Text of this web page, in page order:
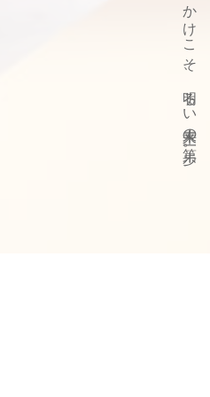
きっかけこそ、明るい未来の第一歩。